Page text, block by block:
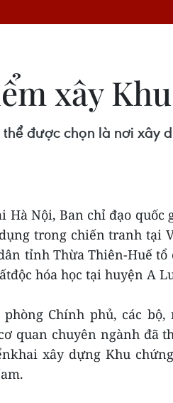
xây
được chọn là nơi
Hà Nội, Ban chỉ đạo quốc
trong chiến tranh tại
tỉnh Thừa Thiên-Huế
hóa học tại huyện A
Chính phủ, các
quan chuyên ngành đã
xây dựng Khu